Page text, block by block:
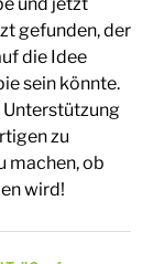
gefunden, der
die Idee
sein könnte.
Unterstützung
zu
machen, ob
wird!